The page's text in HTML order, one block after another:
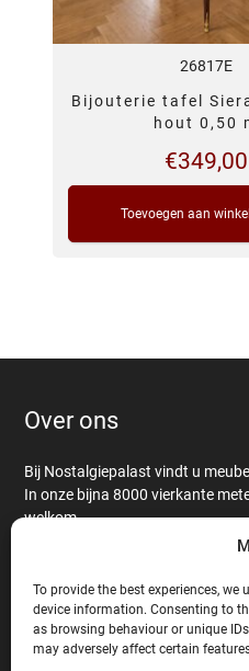
To provide the best experiences,
device information. Consenting to
as browsing behaviour or unique
may adversely affect certain
26817E
Bijouterie tafel
hout 0,50
€349,00
Toevoegen aan
Over ons
Bij Nostalgiepalast vindt u
In onze bijna 8000 vierkante
welkom.
Antieke en nieuwe meubels
massief eiken-, mango- of
op onze antieke meubelen.
Naast bankstellen, stoelen,
groot aanbod horecainrichting